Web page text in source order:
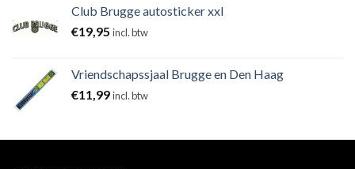
Club Brugge autosticker xxl
€19,95 incl. btw
Vriendschapssjaal Brugge en Den Haag
€11,99incl. btw